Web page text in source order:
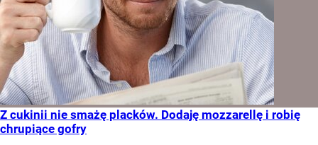
Z cukinii nie smażę placków. Dodaję mozzarellę i robię
chrupiące gofry